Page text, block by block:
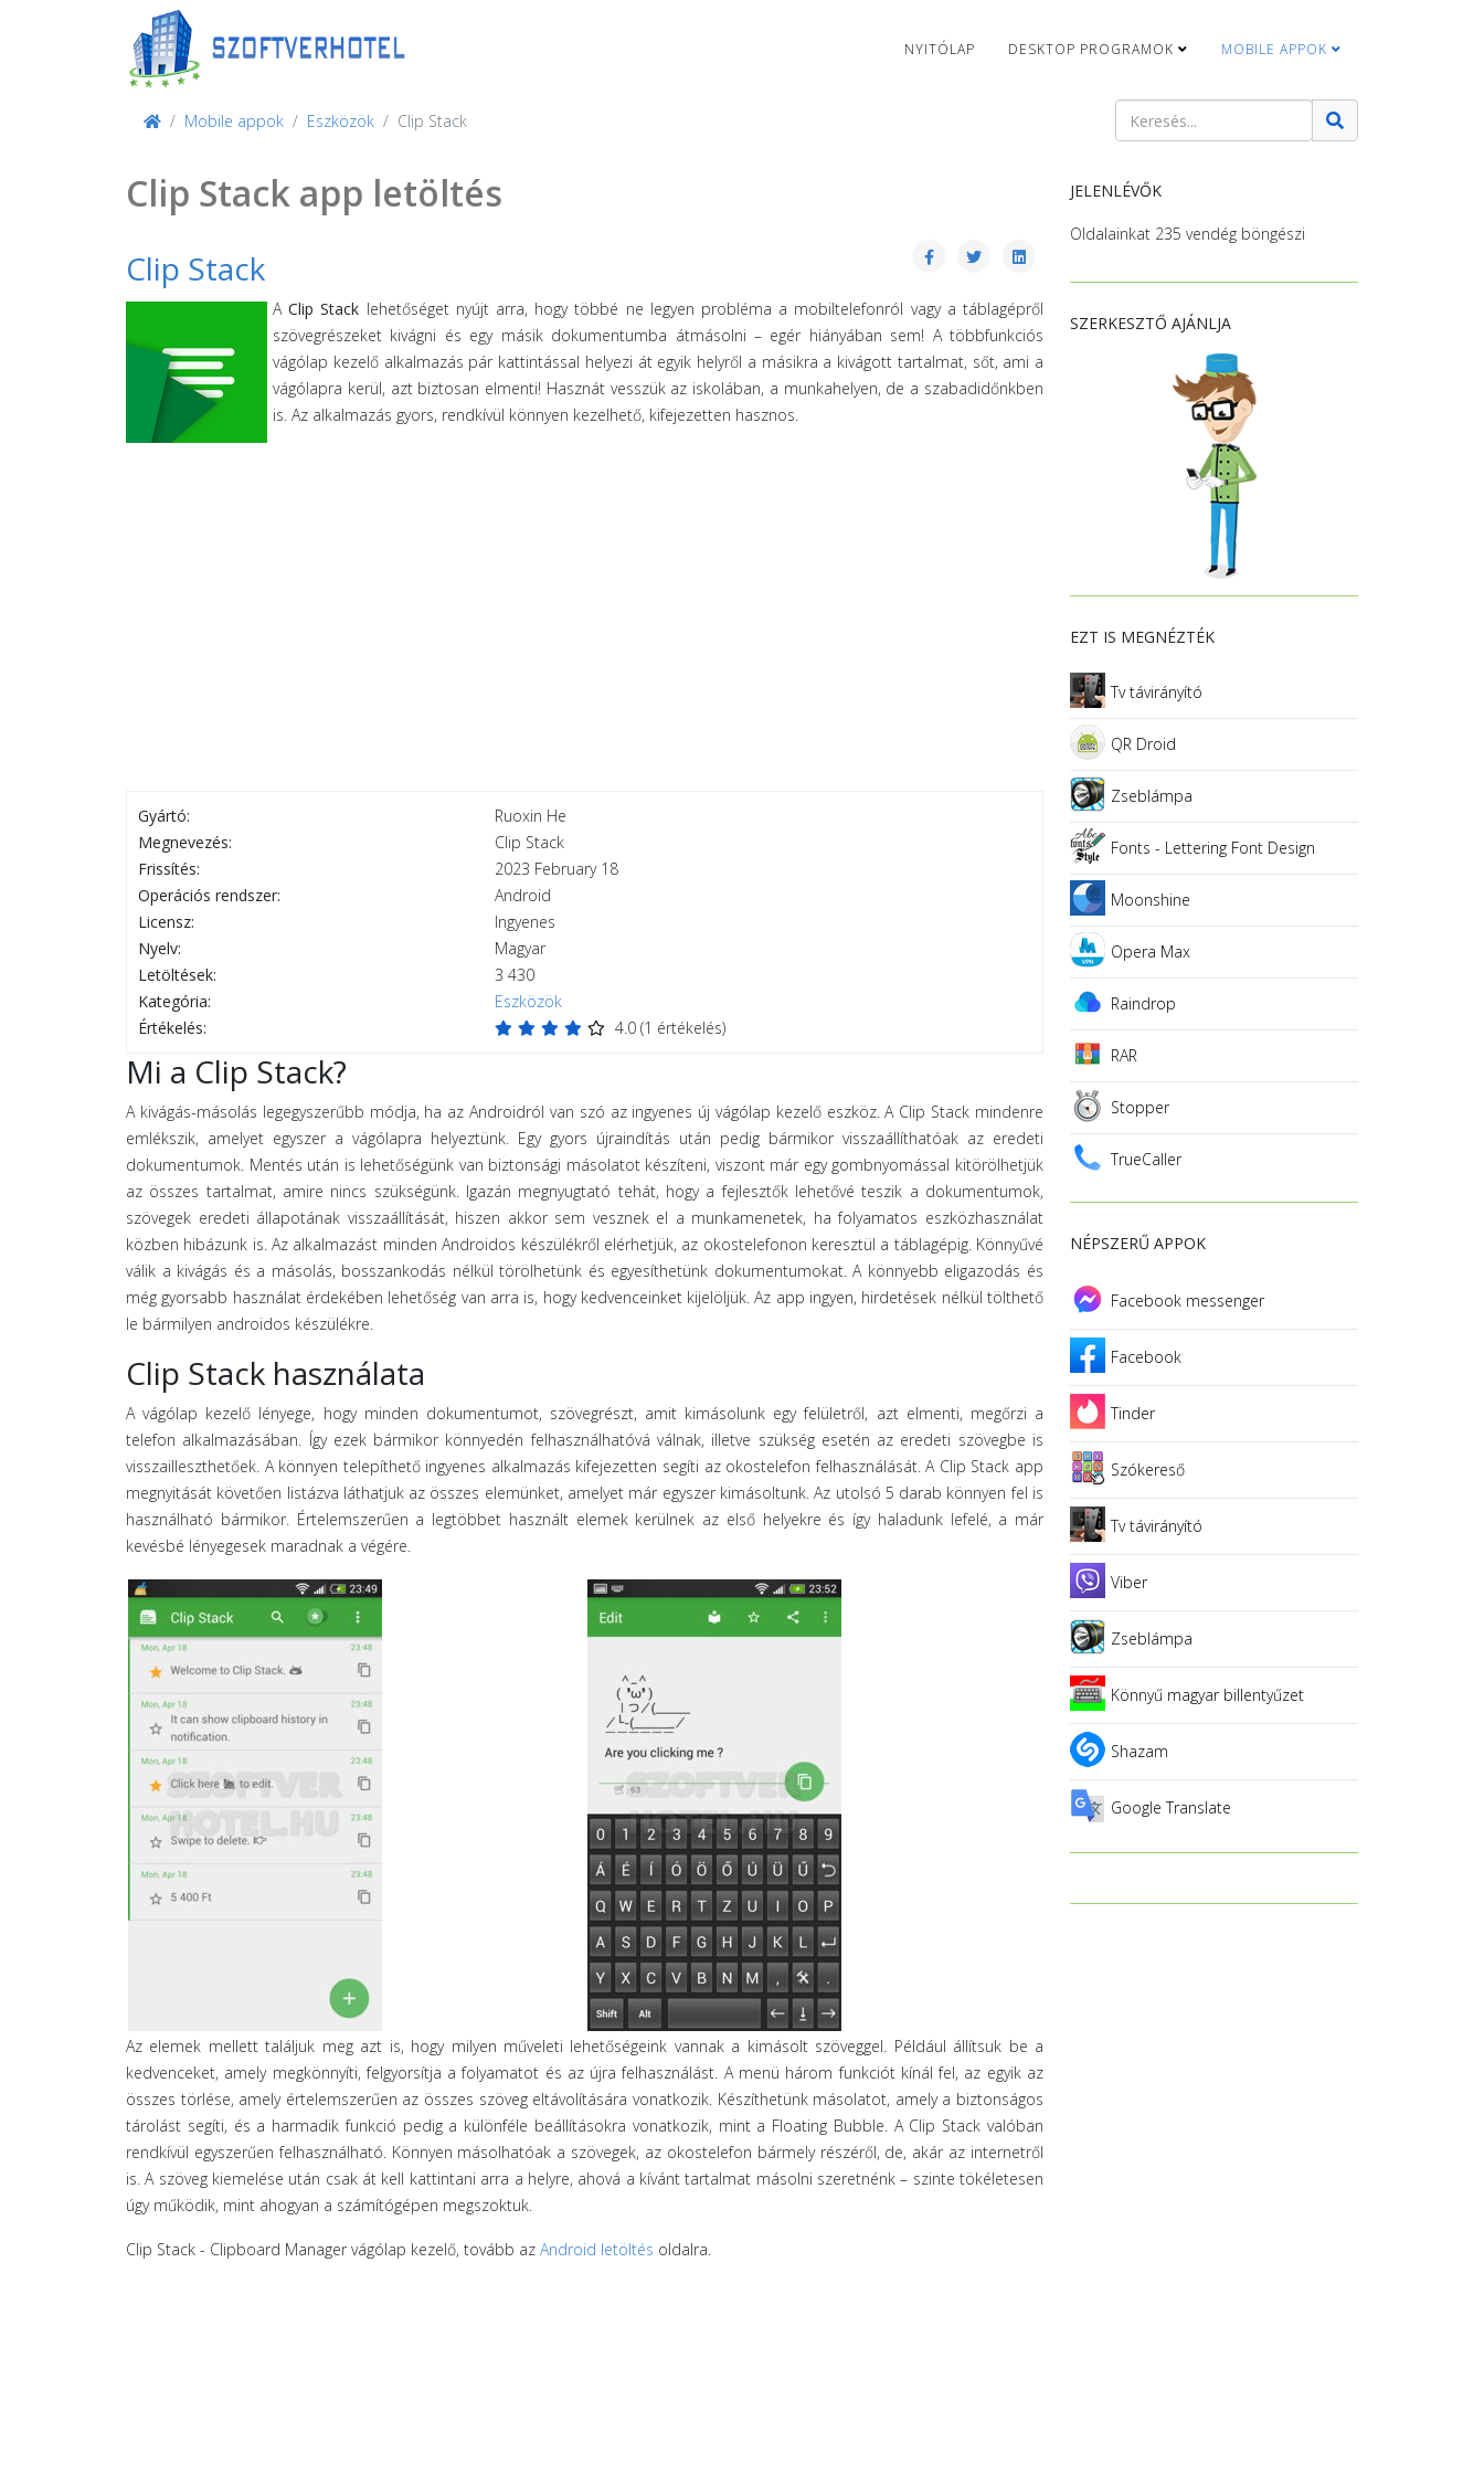
NYITÓLAP DESKTOP PROGRAMOK MOBILE APPOK
Mobile appok Eszközök Clip Stack
Keresés
Clip Stack app letöltés
Clip Stack
AClip Stack lehetőséget nyújt arra, hogy többé ne legyen probléma a mobiltelefonról vagy a táblagépről
szövegrészeket kivágni és egy másik dokumentumba átmásolni – egér hiányában sem! A többfunkciós
vágólap kezelő alkalmazás pár kattintással helyezi át egyik helyről a másikra a kivágott tartalmat, sőt, ami a
vágólapra kerül, azt biztosan elmenti! Hasznát vesszük az iskolában, a munkahelyen, de a szabadidőnkben
is. Az alkalmazás gyors, rendkívül könnyen kezelhető, kifejezetten hasznos.
Gyártó:
Ruoxin He
Megnevezés:
Clip Stack
Frissítés:
2023 February 18
Operációs rendszer:
Android
Licensz:
Ingyenes
Nyelv:
Magyar
Letöltések:
3 430
Kategória:
Eszközök
Értékelés:
4.0 (1 értékelés)
Mi a Clip Stack?
A kivágás-másolás legegyszerűbb módja, ha az Androidról van szó az ingyenes új vágólap kezelő eszköz. A Clip Stack mindenre
emlékszik, amelyet egyszer a vágólapra helyeztünk. Egy gyors újraindítás után pedig bármikor visszaállíthatóak az eredeti
dokumentumok. Mentés után is lehetőségünk van biztonsági másolatot készíteni, viszont már egy gombnyomással kitörölhetjük
az összes tartalmat, amire nincs szükségünk. Igazán megnyugtató tehát, hogy a fejlesztők lehetővé teszik a dokumentumok,
szövegek eredeti állapotának visszaállítását, hiszen akkor sem vesznek el a munkamenetek, ha folyamatos eszközhasználat
közben hibázunk is. Az alkalmazást minden Androidos készülékről elérhetjük, az okostelefonon keresztül a táblagépig. Könnyűvé
válik a kivágás és a másolás, bosszankodás nélkül törölhetünk és egyesíthetünk dokumentumokat. A könnyebb eligazodás és
még gyorsabb használat érdekében lehetőség van arra is, hogy kedvenceinket kijelöljük. Az app ingyen, hirdetések nélkül tölthető
le bármilyen androidos készülékre.
Clip Stack használata
A vágólap kezelő lényege, hogy minden dokumentumot, szövegrészt, amit kimásolunk egy felületről, azt elmenti, megőrzi a
telefon alkalmazásában. Így ezek bármikor könnyedén felhasználhatóvá válnak, illetve szükség esetén az eredeti szövegbe is
visszailleszthetőek. A könnyen telepíthető ingyenes alkalmazás kifejezetten segíti az okostelefon felhasználását. A Clip Stack app
megnyitását követően listázva láthatjuk az összes elemünket, amelyet már egyszer kimásoltunk. Az utolsó 5 darab könnyen fel is
használható bármikor. Értelemszerűen a legtöbbet használt elemek kerülnek az első helyekre és így haladunk lefelé, a már
kevésbé lényegesek maradnak a végére.
Az elemek mellett találjuk meg azt is, hogy milyen műveleti lehetőségeink vannak a kimásolt szöveggel. Például állítsuk be a
kedvenceket, amely megkönnyíti, felgyorsítja a folyamatot és az újra felhasználást. A menü három funkciót kínál fel, az egyik az
összes törlése, amely értelemszerűen az összes szöveg eltávolítására vonatkozik. Készíthetünk másolatot, amely a biztonságos
tárolást segíti, és a harmadik funkció pedig a különféle beállításokra vonatkozik, mint a Floating Bubble. A Clip Stack valóban
rendkívül egyszerűen felhasználható. Könnyen másolhatóak a szövegek, az okostelefon bármely részéről, de, akár az internetről
is. A szöveg kiemelése után csak át kell kattintani arra a helyre, ahová a kívánt tartalmat másolni szeretnénk – szinte tökéletesen
úgy működik, mint ahogyan a számítógépen megszoktuk.
Clip Stack - Clipboard Manager vágólap kezelő, tovább az Android letöltés oldalra.
JELENLÉVŐK
Oldalainkat 235 vendég böngészi
SZERKESZTŐ AJÁNLJA
EZT IS MEGNÉZTÉK
Tv távirányító
QR Droid
Zseblámpa
Fonts - Lettering Font Design
Moonshine
Opera Max
Raindrop
RAR
Stopper
TrueCaller
NÉPSZERŰ APPOK
Facebook messenger
Facebook
Tinder
Szókereső
Tv távirányító
Viber
Zseblámpa
Könnyű magyar billentyűzet
Shazam
Google Translate